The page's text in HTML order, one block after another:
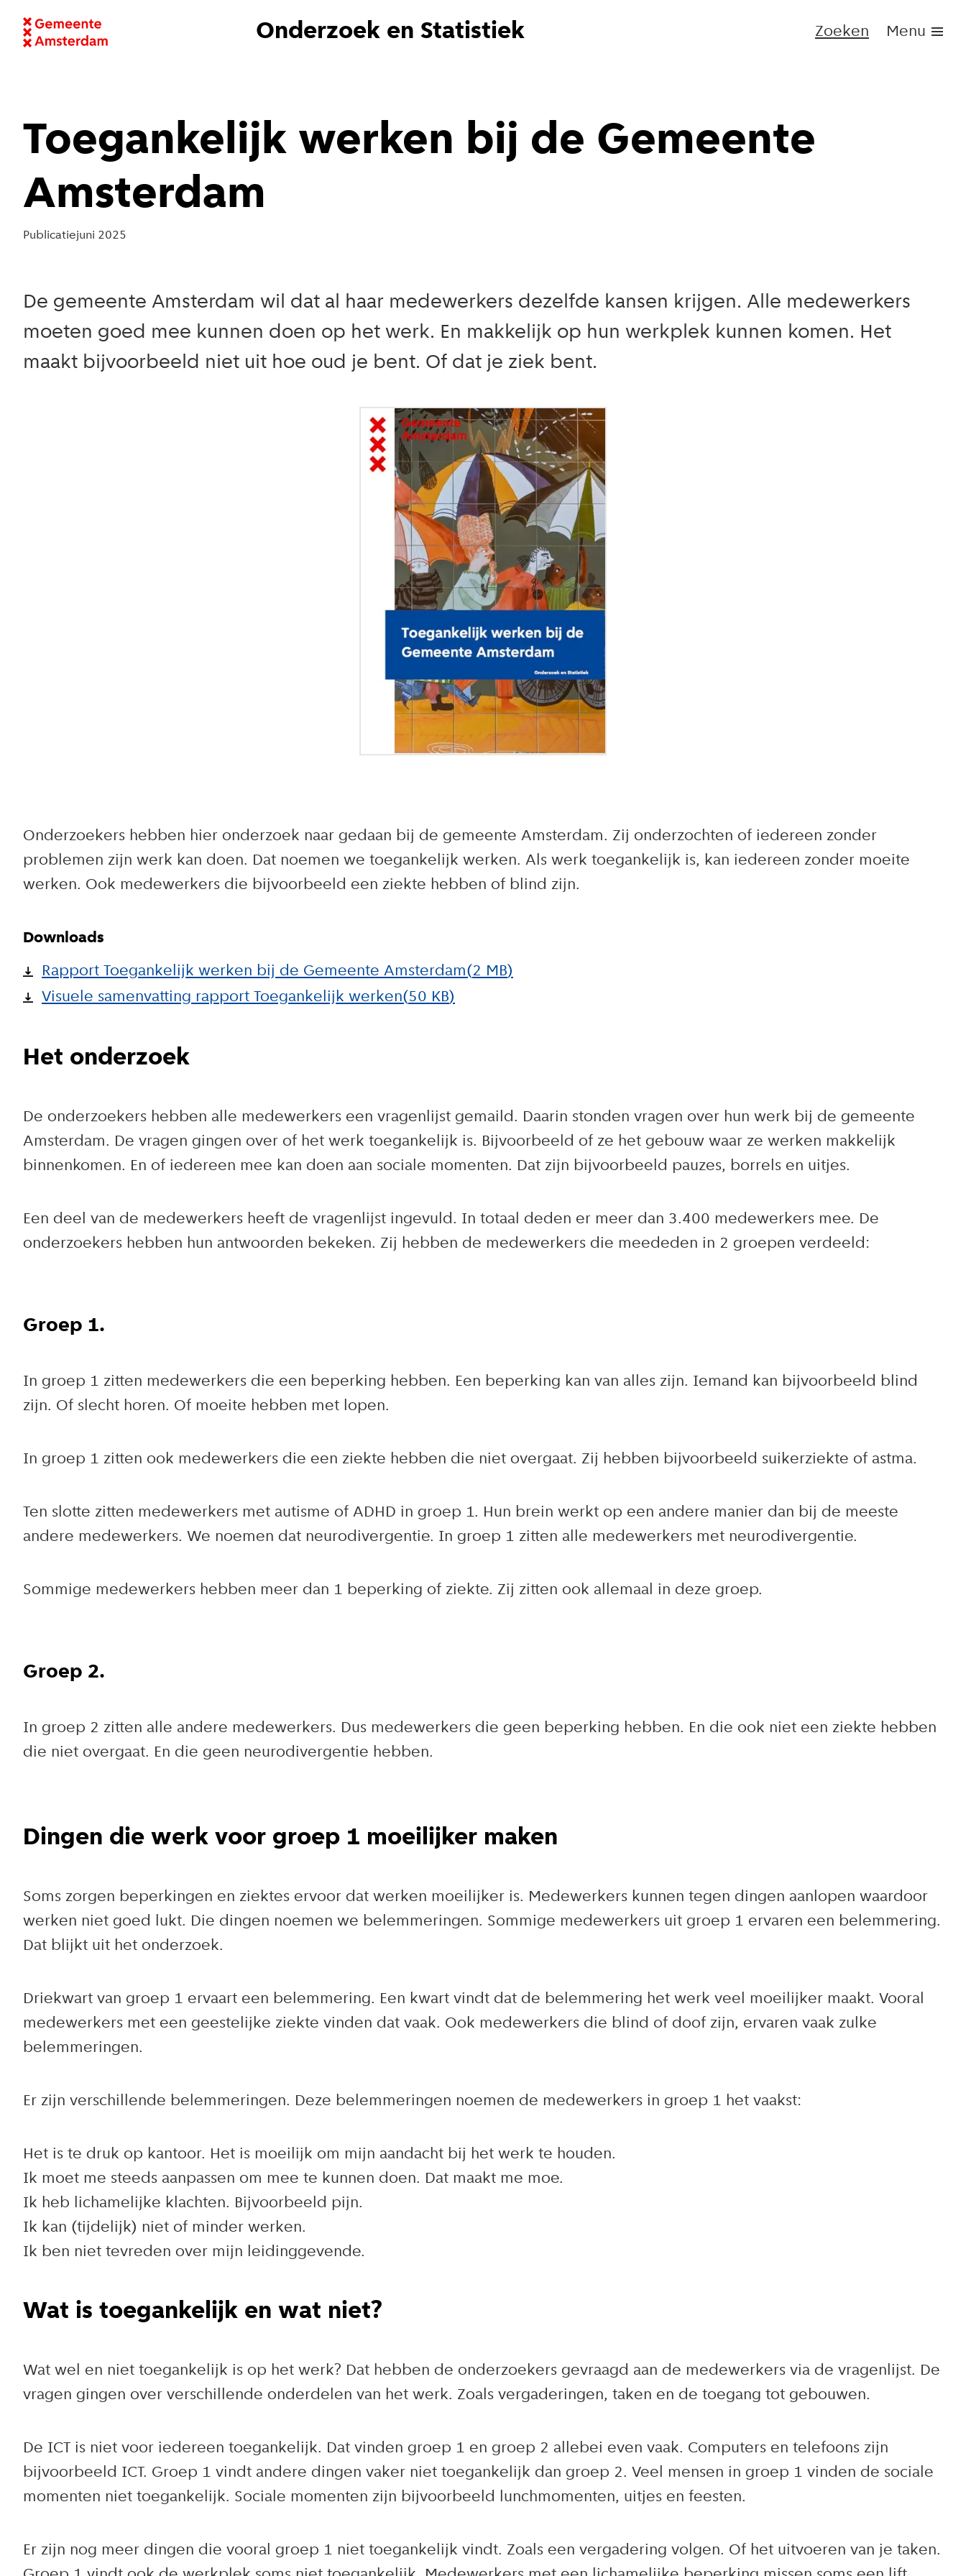
Onderzoek en Statistiek Zoeken Menu
Toegankelijk werken bij de Gemeente
Amsterdam
Publicatiejuni 2025
De gemeente Amsterdam wil dat al haar medewerkers dezelfde kansen krijgen. Alle medewerkers
moeten goed mee kunnen doen op het werk. En makkelijk op hun werkplek kunnen komen. Het
maakt bijvoorbeeld niet uit hoe oud je bent. Of dat je ziek bent.
Onderzoekers hebben hier onderzoek naar gedaan bij de gemeente Amsterdam. Zij onderzochten of iedereen zonder
problemen zijn werk kan doen. Dat noemen we toegankelijk werken. Als werk toegankelijk is, kan iedereen zonder moeite
werken. Ook medewerkers die bijvoorbeeld een ziekte hebben of blind zijn.
Downloads
Rapport Toegankelijk werken bij de Gemeente Amsterdam(2 MB)
Visuele samenvatting rapport Toegankelijk werken(50 KB)
Het onderzoek
De onderzoekers hebben alle medewerkers een vragenlijst gemaild. Daarin stonden vragen over hun werk bij de gemeente
Amsterdam. De vragen gingen over of het werk toegankelijk is. Bijvoorbeeld of ze het gebouw waar ze werken makkelijk
binnenkomen. En of iedereen mee kan doen aan sociale momenten. Dat zijn bijvoorbeeld pauzes, borrels en uitjes.
Een deel van de medewerkers heeft de vragenlijst ingevuld. In totaal deden er meer dan 3.400 medewerkers mee. De
onderzoekers hebben hun antwoorden bekeken. Zij hebben de medewerkers die meededen in 2 groepen verdeeld:
Groep 1.
In groep 1 zitten medewerkers die een beperking hebben. Een beperking kan van alles zijn. Iemand kan bijvoorbeeld blind
zijn. Of slecht horen. Of moeite hebben met lopen.
In groep 1 zitten ook medewerkers die een ziekte hebben die niet overgaat. Zij hebben bijvoorbeeld suikerziekte of astma.
Ten slotte zitten medewerkers met autisme of ADHD in groep 1. Hun brein werkt op een andere manier dan bij de meeste
andere medewerkers. We noemen dat neurodivergentie. In groep 1 zitten alle medewerkers met neurodivergentie.
Sommige medewerkers hebben meer dan 1 beperking of ziekte. Zij zitten ook allemaal in deze groep.
Groep 2.
In groep 2 zitten alle andere medewerkers. Dus medewerkers die geen beperking hebben. En die ook niet een ziekte hebben
die niet overgaat. En die geen neurodivergentie hebben.
Dingen die werk voor groep 1 moeilijker maken
Soms zorgen beperkingen en ziektes ervoor dat werken moeilijker is. Medewerkers kunnen tegen dingen aanlopen waardoor
werken niet goed lukt. Die dingen noemen we belemmeringen. Sommige medewerkers uit groep 1 ervaren een belemmering.
Dat blijkt uit het onderzoek.
Driekwart van groep 1 ervaart een belemmering. Een kwart vindt dat de belemmering het werk veel moeilijker maakt. Vooral
medewerkers met een geestelijke ziekte vinden dat vaak. Ook medewerkers die blind of doof zijn, ervaren vaak zulke
belemmeringen.
Er zijn verschillende belemmeringen. Deze belemmeringen noemen de medewerkers in groep 1 het vaakst:
Het is te druk op kantoor. Het is moeilijk om mijn aandacht bij het werk te houden.
Ik moet me steeds aanpassen om mee te kunnen doen. Dat maakt me moe.
Ik heb lichamelijke klachten. Bijvoorbeeld pijn.
Ik kan (tijdelijk) niet of minder werken.
Ik ben niet tevreden over mijn leidinggevende.
Wat is toegankelijk en wat niet?
Wat wel en niet toegankelijk is op het werk? Dat hebben de onderzoekers gevraagd aan de medewerkers via de vragenlijst. De
vragen gingen over verschillende onderdelen van het werk. Zoals vergaderingen, taken en de toegang tot gebouwen.
De ICT is niet voor iedereen toegankelijk. Dat vinden groep 1 en groep 2 allebei even vaak. Computers en telefoons zijn
bijvoorbeeld ICT. Groep 1 vindt andere dingen vaker niet toegankelijk dan groep 2. Veel mensen in groep 1 vinden de sociale
momenten niet toegankelijk. Sociale momenten zijn bijvoorbeeld lunchmomenten, uitjes en feesten.
Er zijn nog meer dingen die vooral groep 1 niet toegankelijk vindt. Zoals een vergadering volgen. Of het uitvoeren van je taken.